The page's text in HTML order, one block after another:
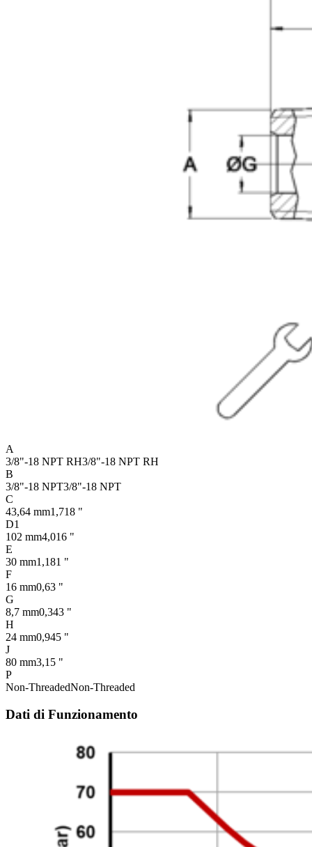
A
3/8"-18 NPT RH3/8"-18 NPT RH
B
3/8"-18 NPT3/8"-18 NPT
C
43,64 mm1,718 "
D1
102 mm4,016 "
E
30 mm1,181 "
F
16 mm0,63 "
G
8,7 mm0,343 "
H
24 mm0,945 "
J
80 mm3,15 "
P
Non-ThreadedNon-Threaded
Dati di Funzionamento